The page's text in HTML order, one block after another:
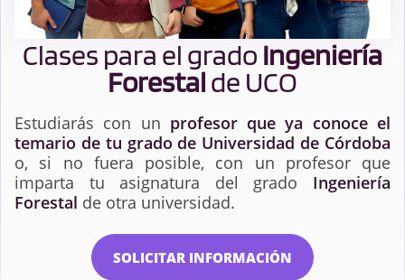
Clases para el grado Ingeniería
Forestalde UCO
Estudiarás con un profesor que ya conoce el
temario de tu grado de Universidad de Córdoba
o, si no fuera posible, con un profesor que
imparta tu asignatura del grado Ingeniería
Forestal de otra universidad.
SOLICITAR INFORMACIÓN